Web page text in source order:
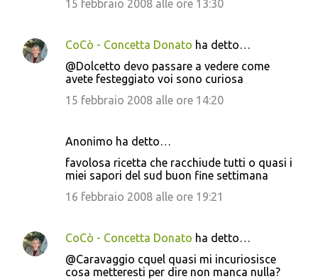
15 febbraio 2008 alle ore 13:30
CoCò - Concetta Donato ha detto…
@Dolcetto devo passare a vedere come
avete festeggiato voi sono curiosa
15 febbraio 2008 alle ore 14:20
Anonimo ha detto…
favolosa ricetta che racchiude tutti o quasi i
miei sapori del sud buon fine settimana
16 febbraio 2008 alle ore 19:21
CoCò - Concetta Donato ha detto…
@Caravaggio cquel quasi mi incuriosisce
cosa metteresti per dire non manca nulla?